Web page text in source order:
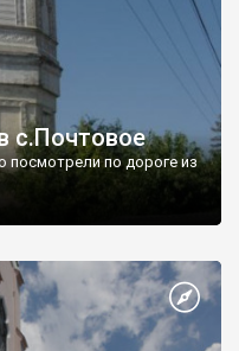
с.Почтовое
по дороге из